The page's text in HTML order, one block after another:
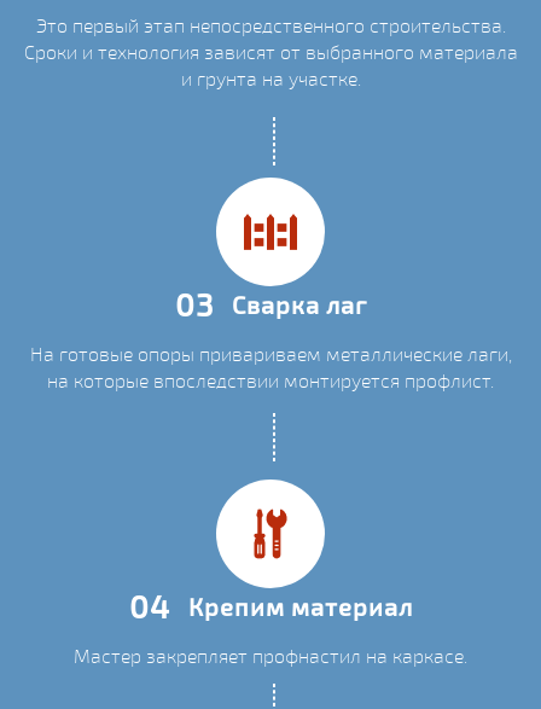
Это первый этап непосредственного строительства.
Сроки и технология зависят от выбранного материала
и грунта на участке.
03 Сварка лаг
На готовые опоры привариваем металлические лаги,
на которые впоследствии монтируется профлист.
04 Крепим материал
Мастер закрепляет профнастил на каркасе.